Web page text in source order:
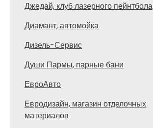
Джедай, клуб лазерного пейнтбола
Диамант, автомойка
Дизель-Сервис
Души Пармы, парные бани
ЕвроАвто
Евродизайн, магазин отделочных
материалов